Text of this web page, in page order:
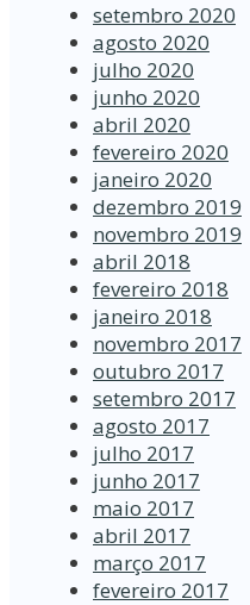
setembro 2020
agosto 2020
julho 2020
junho 2020
abril 2020
fevereiro 2020
janeiro 2020
dezembro 2019
novembro 2019
abril 2018
fevereiro 2018
janeiro 2018
novembro 2017
outubro 2017
setembro 2017
agosto 2017
julho 2017
junho 2017
maio 2017
abril 2017
março 2017
fevereiro 2017